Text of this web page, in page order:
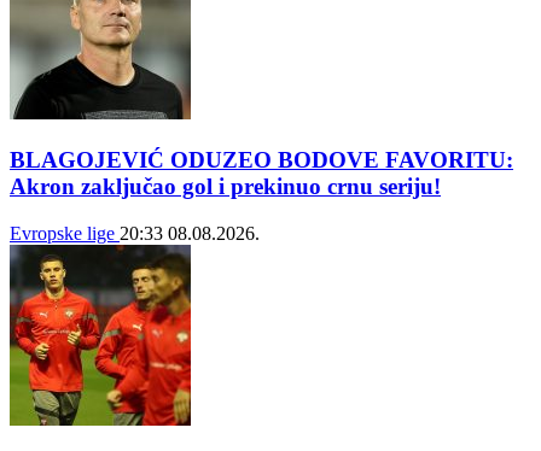
BLAGOJEVIĆ ODUZEO BODOVE FAVORITU:
Akron zaključao gol i prekinuo crnu seriju!
Evropske lige 20:33 08.08.2026.